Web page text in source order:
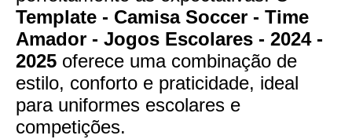
Template - Camisa Soccer - Time
Amador - Jogos Escolares - 2024 -
2025 oferece uma combinação de
estilo, conforto e praticidade, ideal
para uniformes escolares e
competições.